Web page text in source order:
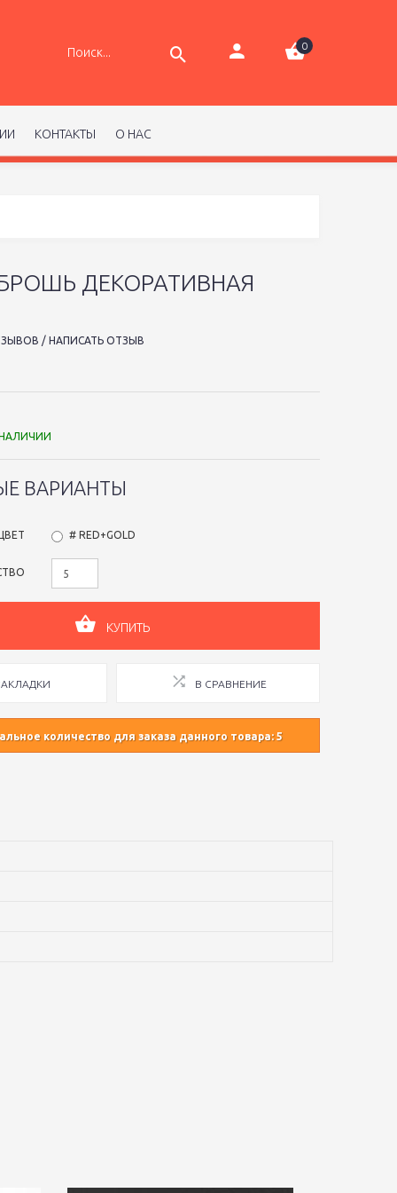
0
КОНТАКТЫ О НАС
ДЕКОРАТИВНАЯ
/ НАПИСАТЬ ОТЗЫВ
ВАРИАНТЫ
# RED+GOLD
КУПИТЬ
В СРАВНЕНИЕ
количество для заказа данного товара: 5